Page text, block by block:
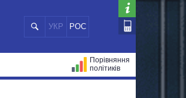
УКР РОС
Порівняння
політиків